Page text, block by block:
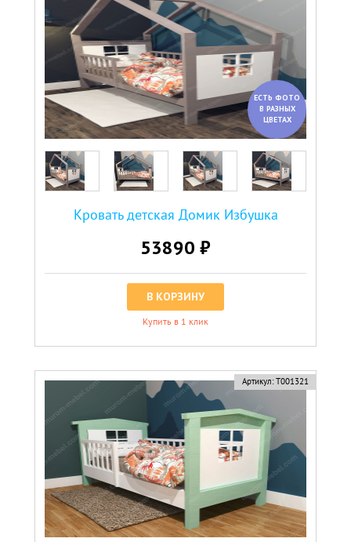
ЕСТЬ ФОТО
В РАЗНЫХ
ЦВЕТАХ
Кровать детская Домик Избушка
53890 ₽
В КОРЗИНУ
Купить в 1 клик
Артикул: Т001321